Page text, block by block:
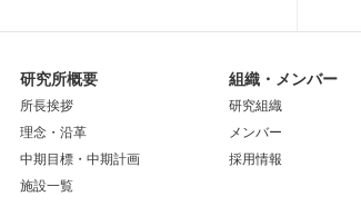
研究所概要
所長挨拶
理念・沿革
中期目標・中期計画
施設一覧
組織・メンバー
研究組織
メンバー
採用情報